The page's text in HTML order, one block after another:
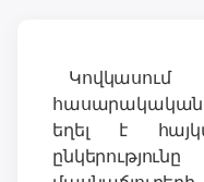
եղել է